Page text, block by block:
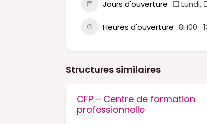
Jours d'ouverture ☐ Lundi,
Heures d'ouverture 8H00 -
Structures similaires
CFP – Centre de formation
professionnelle